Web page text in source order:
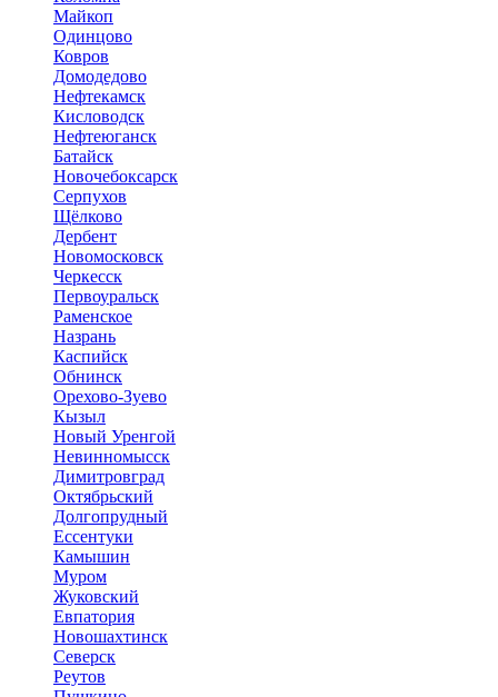
Майкоп
Одинцово
Ковров
Домодедово
Нефтекамск
Кисловодск
Нефтеюганск
Батайск
Новочебоксарск
Серпухов
Щёлково
Дербент
Новомосковск
Черкесск
Первоуральск
Раменское
Назрань
Каспийск
Обнинск
Орехово-Зуево
Кызыл
Новый Уренгой
Невинномысск
Димитровград
Октябрьский
Долгопрудный
Ессентуки
Камышин
Муром
Жуковский
Евпатория
Новошахтинск
Северск
Реутов